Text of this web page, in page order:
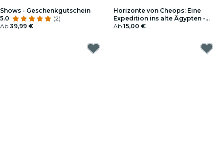
Shows - Geschenkgutschein
5.0
(2)
Ab 39,99 €
Horizonte von Cheops: Eine
Expedition ins alte Ägypten -
Geschenkgutschein
Ab 15,00 €